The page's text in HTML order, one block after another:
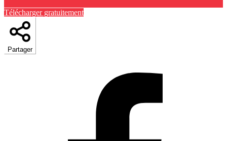
Télécharger gratuitement
Partager